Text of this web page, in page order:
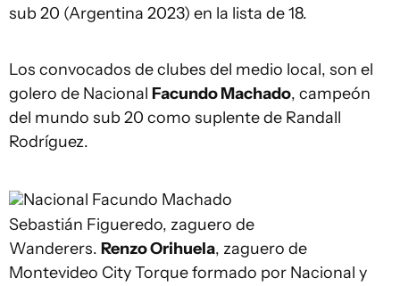
sub 20 (Argentina 2023) en la lista de 18.
Los convocados de clubes del medio local, son el
golero de Nacional Facundo Machado, campeón
del mundo sub 20 como suplente de Randall
Rodríguez.
Nacional Facundo Machado
Sebastián Figueredo, zaguero de
Wanderers. Renzo Orihuela, zaguero de
Montevideo City Torque formado por Nacional y